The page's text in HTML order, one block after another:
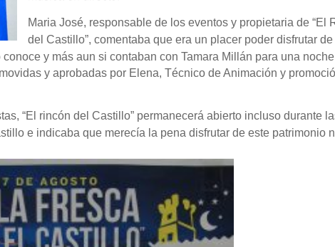
Maria José, responsable de los eventos y propietaria de “El
del Castillo”, comentabaque era un placer poder disfrutar de
conoce y más aun sicontaban con Tamara Millán para una
y aprobadas por Elena, Técnico de Animación y
“El rincón del Castillo” permanecerá abierto incluso durante
e indicaba que merecía la pena disfrutar de este patrimonio